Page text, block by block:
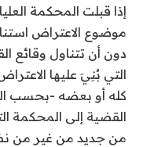
إذا قبلت المحكمة
موضوع الاعتراض
دون أن تتناول وقائع
التي بُنِيَ عليها
كله أو بعضه -بحسب
القضية إلى المحكمة
من جديد من غير من